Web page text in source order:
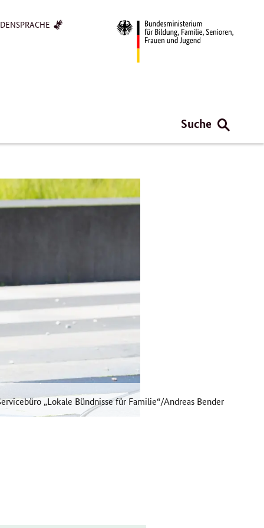
Suche
„Lokale Bündnisse für Familie“/Andreas Bender
Lösungen, die im Alltag tragen.